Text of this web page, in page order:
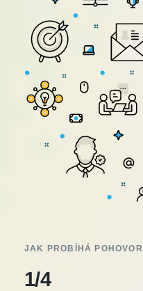
JAK PROBÍHÁ POHOVOR
1/4